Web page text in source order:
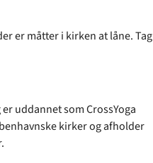
er måtter i kirken at låne. Tag
uddannet som CrossYoga
kirker og afholder